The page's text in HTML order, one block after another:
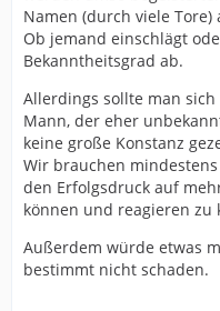
Namen (durch viele
Ob jemand einschlägt
Bekanntheitsgrad ab.
Allerdings sollte man
Mann, der eher
keine große Konstanz
Wir brauchen
den Erfolgsdruck auf
können und reagieren zu
Außerdem würde etwas
bestimmt nicht schaden.